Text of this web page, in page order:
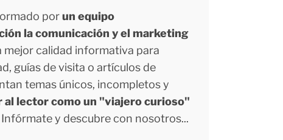
porun equipo
la comunicación y el marketing
mejor calidad informativa para
guías de visita o artículos de
temas únicos, incompletos y
lector como un "viajero curioso"
Infórmate y descubre con nosotros...